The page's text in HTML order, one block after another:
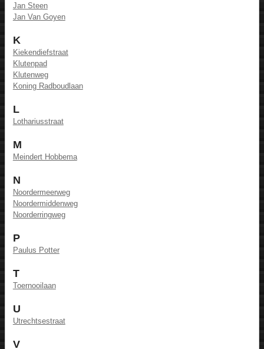
Jan Steen
Jan Van Goyen
K
Kiekendiefstraat
Klutenpad
Klutenweg
Koning Radboudlaan
L
Lothariusstraat
M
Meindert Hobbema
N
Noordermeerweg
Noordermiddenweg
Noorderringweg
P
Paulus Potter
T
Toernooilaan
U
Utrechtsestraat
V